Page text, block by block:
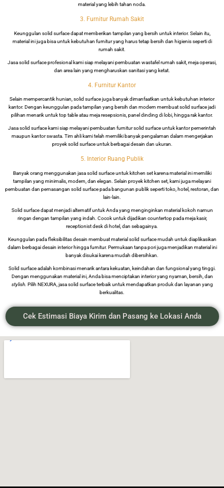
material yang lebih tahan noda.
3. Furnitur Rumah Sakit
Keunggulan solid surface dapat memberikan tampilan yang bersih untuk interior. Selain itu,
material ini juga bisa untuk kebutuhan furnitur yang harus tetap bersih dan higienis seperti di
rumah sakit.
Jasa solid surface profesional kami siap melayani pembuatan wastafel rumah sakit, meja operasi,
dan area lain yang mengharuskan sanitasi yang ketat.
4. Furnitur Kantor
Selain mempercantik hunian, solid surface juga banyak dimanfaatkan untuk kebutuhan interior
kantor. Dengan keunggulan pada tampilan yang bersih dan modern membuat solid surface jadi
pilihan menarik untuk top table atau meja resepsionis, panel dinding di lobi, hingga rak kantor.
Jasa solid surface kami siap melayani pembuatan furnitur solid surface untuk kantor pemerintah
maupun kantor swasta. Tim ahli kami telah memiliki banyak pengalaman dalam mengerjakan
proyek solid surface untuk berbagai desain dan ukuran.
5. Interior Ruang Publik
Banyak orang menggunakan jasa solid surface untuk kitchen set karena material ini memiliki
tampilan yang minimalis, modern, dan elegan. Selain proyek kitchen set, kami juga melayani
pembuatan dan pemasangan solid surface pada bangunan publik seperti toko, hotel, restoran, dan
lain-lain.
Solid surface dapat menjadi alternatif untuk Anda yang menginginkan material kokoh namun
ringan dengan tampilan yang indah. Cocok untuk dijadikan countertop pada meja kasir,
receptionist desk di hotel, dan sebagainya.
Keunggulan pada fleksibilitas desain membuat material solid surface mudah untuk diaplikasikan
dalam berbagai desain interior hingga furnitur. Permukaan tanpa pori juga menjadikan material ini
banyak disukai karena mudah dibersihkan.
Solid surface adalah kombinasi menarik antara kekuatan, keindahan dan fungsional yang tinggi.
Dengan menggunakan material ini, Anda bisa menciptakan interior yang nyaman, bersih, dan
stylish. Pilih NEXURA, jasa solid surface terbaik untuk mendapatkan produk dan layanan yang
berkualitas.
Cek Estimasi Biaya Kirim dan Pasang ke Lokasi Anda